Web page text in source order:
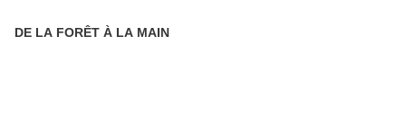
DE LA FORÊT À LA MAIN